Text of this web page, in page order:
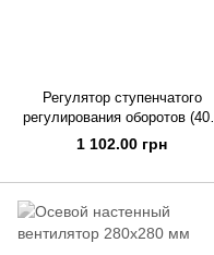
Регулятор ступенчатого
регулирования оборотов (400-
800 Вт)
1 102.00 грн